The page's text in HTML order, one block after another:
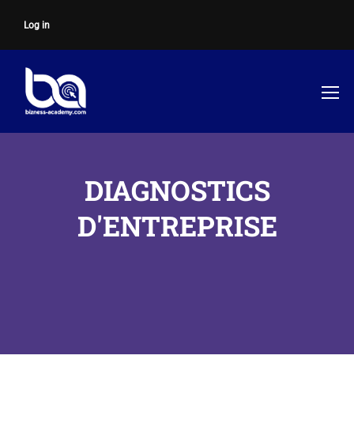
Log in
DIAGNOSTICS
D'ENTREPRISE